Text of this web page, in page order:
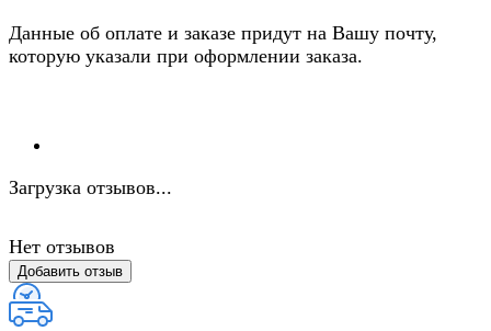
Данные об оплате и заказе придут на Вашу почту,
которую указали при оформлении заказа.
Загрузка отзывов...
Нет отзывов
Добавить отзыв